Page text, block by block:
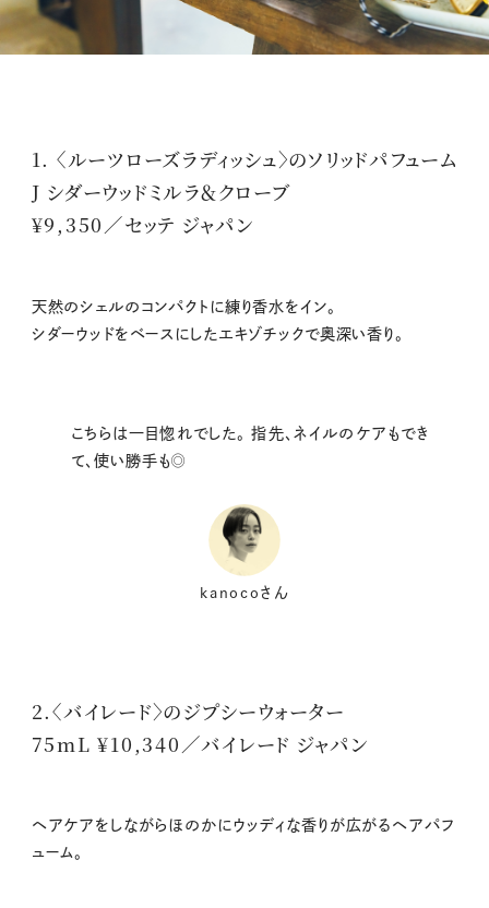
1. 〈ルーツローズラディッシュ〉のソリッドパフューム
J シダーウッドミルラ＆クローブ
¥9,350／セッテ ジャパン
天然のシェルのコンパクトに練り香水をイン。
シダーウッドをベースにしたエキゾチックで奥深い香り。
こちらは一目惚れでした。 指先、ネイルのケアもでき
て、使い勝手も◎
kanocoさん
2.〈バイレード〉のジプシーウォーター
75mL ¥10,340／バイレード ジャパン
ヘアケアをしながらほのかにウッディな香りが広がるヘアパフ
ューム。